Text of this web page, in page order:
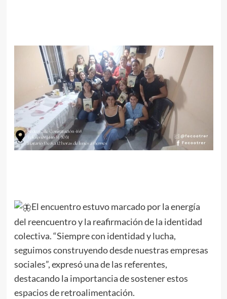
El encuentro estuvo marcado por la energía
del reencuentro y la reafirmación de la identidad
colectiva. “Siempre con identidad y lucha,
seguimos construyendo desde nuestras empresas
sociales”, expresó una de las referentes,
destacando la importancia de sostener estos
espacios de retroalimentación.